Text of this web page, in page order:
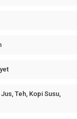
Teh, Kopi Susu,